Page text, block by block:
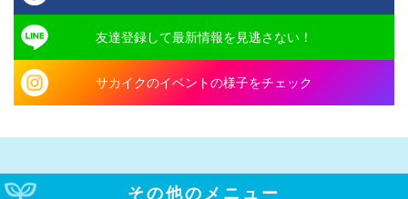
友達登録して最新情報を見逃さない！
サカイクのイベントの様子をチェック
その他のメニュー